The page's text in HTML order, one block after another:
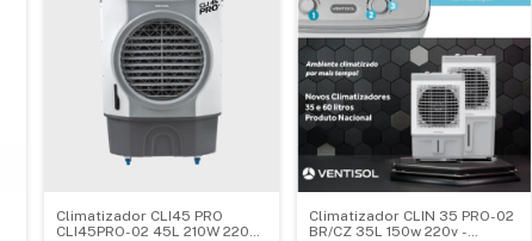
Climatizador CLI45 PRO
CLI45PRO-02 45L 210W 220V
Climatizador CLIN 35 PRO-02
BR/CZ 35L 150w 220v -